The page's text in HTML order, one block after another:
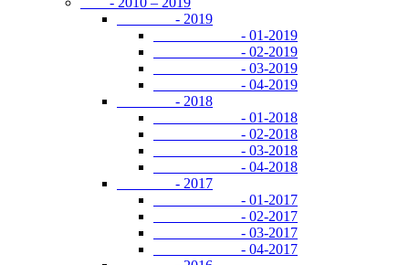
- 2019
- 01-2019
- 02-2019
- 03-2019
- 04-2019
- 2018
- 01-2018
- 02-2018
- 03-2018
- 04-2018
- 2017
- 01-2017
- 02-2017
- 03-2017
- 04-2017